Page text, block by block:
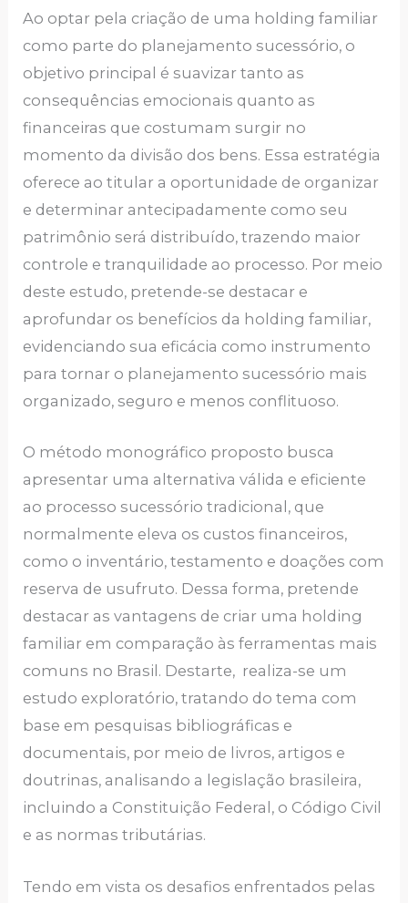
Ao optar pela criação de uma holding familiar
como parte do planejamento sucessório, o
objetivo principal é suavizar tanto as
consequências emocionais quanto as
financeiras que costumam surgir no
momento da divisão dos bens. Essa estratégia
oferece ao titular a oportunidade de organizar
e determinar antecipadamente como seu
patrimônio será distribuído, trazendo maior
controle e tranquilidade ao processo. Por meio
deste estudo, pretende-se destacar e
aprofundar os benefícios da holding familiar,
evidenciando sua eficácia como instrumento
para tornar o planejamento sucessório mais
organizado, seguro e menos conflituoso.
O método monográfico proposto busca
apresentar uma alternativa válida e eficiente
ao processo sucessório tradicional, que
normalmente eleva os custos financeiros,
como o inventário, testamento e doações com
reserva de usufruto. Dessa forma, pretende
destacar as vantagens de criar uma holding
familiar em comparação às ferramentas mais
comuns no Brasil. Destarte, realiza-se um
estudo exploratório, tratando do tema com
base em pesquisas bibliográficas e
documentais, por meio de livros, artigos e
doutrinas, analisando a legislação brasileira,
incluindo a Constituição Federal, o Código Civil
e as normas tributárias.
Tendo em vista os desafios enfrentados pelas